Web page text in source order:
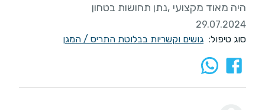
היה מאוד מקצועי ,נתן תחושות בטחון
29.07.2024
סוג טיפול: גושים וקשריות בבלוטת התריס / המגן